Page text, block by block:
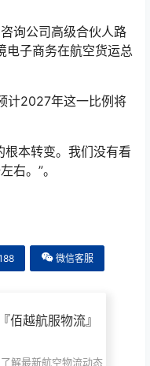
询公司高级合伙人路
电子商务在航空货运总
计2027年这一比例将
根本转变。我们没有看
右。”。
微信客服
佰越航服物流』
解最新航空物流动态